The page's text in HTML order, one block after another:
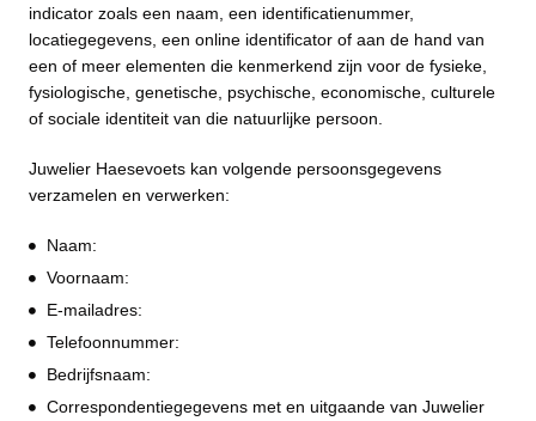
indicator zoals een naam, een identificatienummer,
locatiegegevens, een online identificator of aan de hand van
een of meer elementen die kenmerkend zijn voor de fysieke,
fysiologische, genetische, psychische, economische, culturele
of sociale identiteit van die natuurlijke persoon.
Juwelier Haesevoets kan volgende persoonsgegevens
verzamelen en verwerken:
Naam:
Voornaam:
E-mailadres:
Telefoonnummer:
Bedrijfsnaam:
Correspondentiegegevens met en uitgaande van Juwelier